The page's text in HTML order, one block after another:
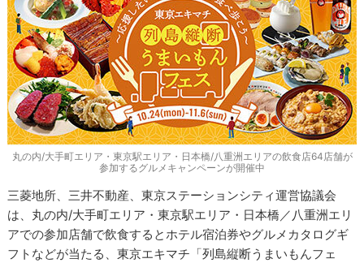
丸の内/大手町エリア・東京駅エリア・日本橋/八重洲エリアの飲食店64店舗が
参加するグルメキャンペーンが開催中
三菱地所、三井不動産、東京ステーションシティ運営協議会
は、丸の内/大手町エリア・東京駅エリア・日本橋／八重洲エリ
アでの参加店舗で飲食するとホテル宿泊券やグルメカタログギ
フトなどが当たる、東京エキマチ「列島縦断うまいもんフェ